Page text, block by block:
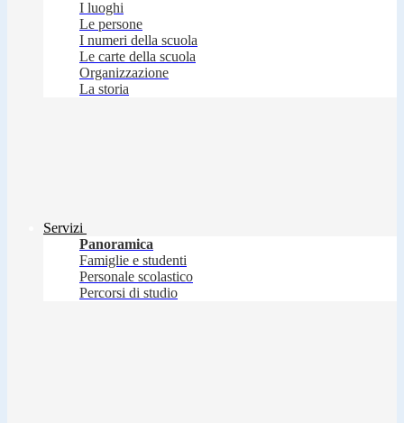
I luoghi
Le persone
I numeri della scuola
Le carte della scuola
Organizzazione
La storia
Servizi
Panoramica
Famiglie e studenti
Personale scolastico
Percorsi di studio